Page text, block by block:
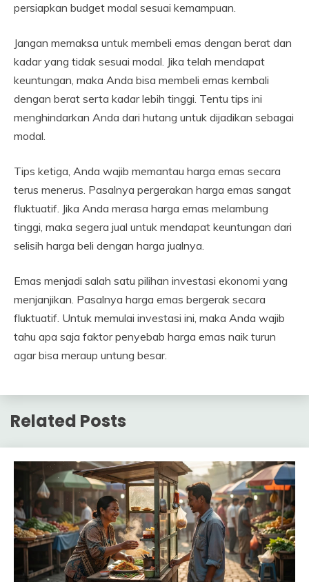
persiapkan budget modal sesuai kemampuan.
Jangan memaksa untuk membeli emas dengan berat dan
kadar yang tidak sesuai modal. Jika telah mendapat
keuntungan, maka Anda bisa membeli emas kembali
dengan berat serta kadar lebih tinggi. Tentu tips ini
menghindarkan Anda dari hutang untuk dijadikan sebagai
modal.
Tips ketiga, Anda wajib memantau harga emas secara
terus menerus. Pasalnya pergerakan harga emas sangat
fluktuatif. Jika Anda merasa harga emas melambung
tinggi, maka segera jual untuk mendapat keuntungan dari
selisih harga beli dengan harga jualnya.
Emas menjadi salah satu pilihan investasi ekonomi yang
menjanjikan. Pasalnya harga emas bergerak secara
fluktuatif. Untuk memulai investasi ini, maka Anda wajib
tahu apa saja faktor penyebab harga emas naik turun
agar bisa meraup untung besar.
Related Posts